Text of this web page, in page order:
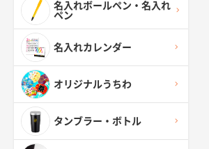
名入れボールペン・名入れ
ペン
名入れカレンダー
オリジナルうちわ
タンブラー・ボトル